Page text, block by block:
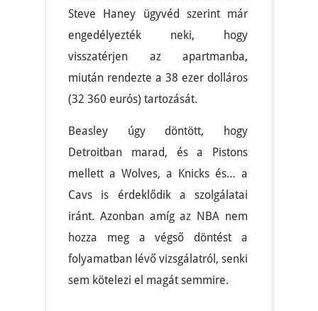
Steve Haney ügyvéd szerint már
engedélyezték neki, hogy
visszatérjen az apartmanba,
miután rendezte a 38 ezer dolláros
(32 360 eurós) tartozását.
Beasley úgy döntött, hogy
Detroitban marad, és a Pistons
mellett a Wolves, a Knicks és… a
Cavs is érdeklődik a szolgálatai
iránt. Azonban amíg az NBA nem
hozza meg a végső döntést a
folyamatban lévő vizsgálatról, senki
sem kötelezi el magát semmire.